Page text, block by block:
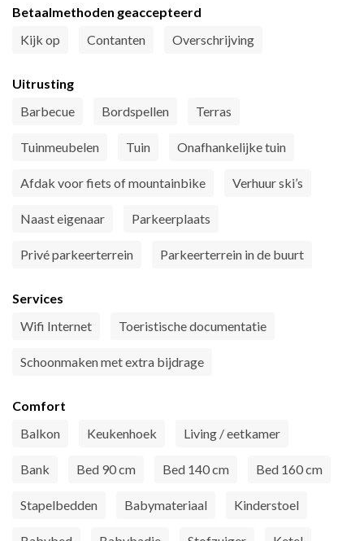
Betaalmethoden geaccepteerd
Kijk op
Contanten Overschrijving
Uitrusting
Barbecue
Bordspellen Terras
Tuinmeubelen Tuin Onafhankelijke tuin
Afdak voor fiets of mountainbike Verhuur ski’s
Naast eigenaar Parkeerplaats
Privé parkeerterrein Parkeerterrein in de buurt
Services
Wifi Internet
Toeristische documentatie
Schoonmaken met extra bijdrage
Comfort
Balkon
Keukenhoek Living / eetkamer
Bank Bed 90 cm Bed 140 cm Bed 160 cm
Stapelbedden Babymateriaal Kinderstoel